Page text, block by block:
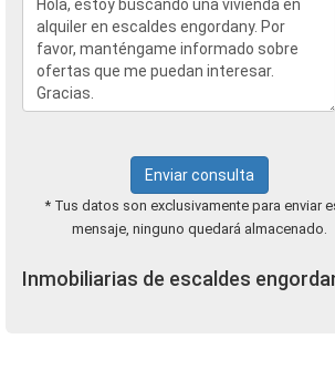
Enviar consulta
* Tus datos son exclusivamente para enviar
mensaje, ninguno quedará almacenado.
Inmobiliarias de escaldes